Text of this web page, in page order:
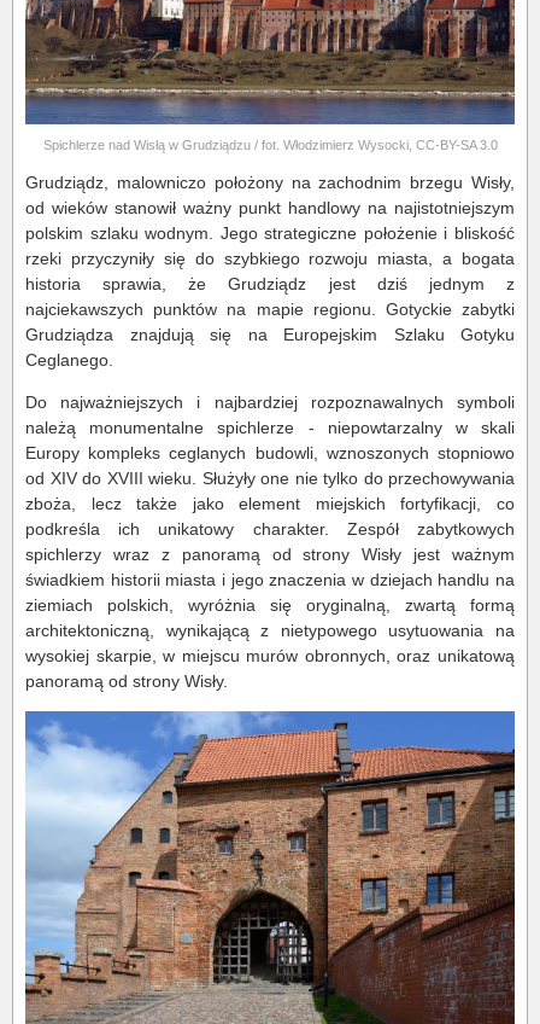
Spichlerze nad Wisłą w Grudziądzu / fot. Włodzimierz Wysocki, CC-BY-SA 3.0
Grudziądz, malowniczo położony na zachodnim brzegu Wisły,
od wieków stanowił ważny punkt handlowy na najistotniejszym
polskim szlaku wodnym. Jego strategiczne położenie i bliskość
rzeki przyczyniły się do szybkiego rozwoju miasta, a bogata
historia sprawia, że Grudziądz jest dziś jednym z
najciekawszych punktów na mapie regionu. Gotyckie zabytki
Grudziądza znajdują się na Europejskim Szlaku Gotyku
Ceglanego.
Do najważniejszych i najbardziej rozpoznawalnych symboli
należą monumentalne spichlerze - niepowtarzalny w skali
Europy kompleks ceglanych budowli, wznoszonych stopniowo
od XIV do XVIII wieku. Służyły one nie tylko do przechowywania
zboża, lecz także jako element miejskich fortyfikacji, co
podkreśla ich unikatowy charakter. Zespół zabytkowych
spichlerzy wraz z panoramą od strony Wisły jest ważnym
świadkiem historii miasta i jego znaczenia w dziejach handlu na
ziemiach polskich, wyróżnia się oryginalną, zwartą formą
architektoniczną, wynikającą z nietypowego usytuowania na
wysokiej skarpie, w miejscu murów obronnych, oraz unikatową
panoramą od strony Wisły.